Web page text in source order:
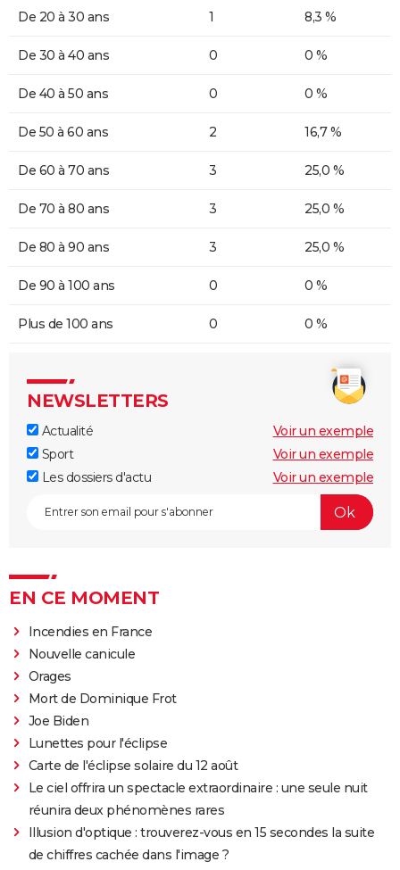
De 20 à 30 ans 1 8,3 %
De 30 à 40 ans 0 0 %
De 40 à 50 ans 0 0 %
De 50 à 60 ans 2 16,7 %
De 60 à 70 ans 3 25,0 %
De 70 à 80 ans 3 25,0 %
De 80 à 90 ans 3 25,0 %
De 90 à 100 ans 0 0 %
Plus de 100 ans 0 0 %
NEWSLETTERS
Actualité
Voir un exemple
Sport
Voir un exemple
Les dossiers d'actu
Voir un exemple
EN CE MOMENT
Incendies en France
Nouvelle canicule
Orages
Mort de Dominique Frot
Joe Biden
Lunettes pour l'éclipse
Carte de l'éclipse solaire du 12 août
Le ciel offrira un spectacle extraordinaire : une seule nuit
réunira deux phénomènes rares
Illusion d'optique : trouverez-vous en 15 secondes la suite
de chiffres cachée dans l'image ?